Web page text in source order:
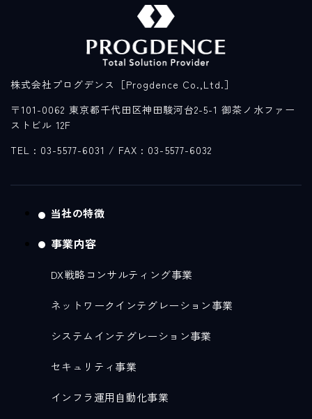
株式会社プログデンス［Progdence Co.,Ltd.］
〒101-0062 東京都千代田区神田駿河台2-5-1 御茶ノ水ファー
ストビル 12F
TEL : 03-5577-6031 / FAX : 03-5577-6032
当社の特徴
事業内容
DX戦略コンサルティング事業
ネットワークインテグレーション事業
システムインテグレーション事業
セキュリティ事業
インフラ運用自動化事業